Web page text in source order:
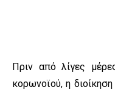
Πριν από λίγες
κορωνοϊού, η